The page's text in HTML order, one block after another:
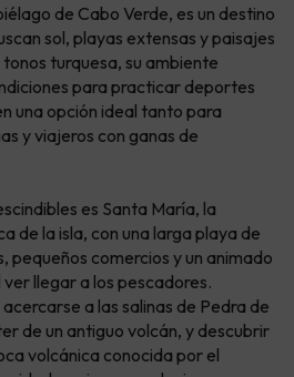
de Cabo Verde, es un destino
sol, playas extensas y paisajes
turquesa, su ambiente
para practicar deportes
una opción ideal tanto para
y viajeros con ganas de
es Santa María, la
de la isla, con una larga playa de
pequeños comercios y un animado
llegar a los pescadores.
a las salinas de Pedra de
de un antiguo volcán, y descubrir
volcánica conocida por el